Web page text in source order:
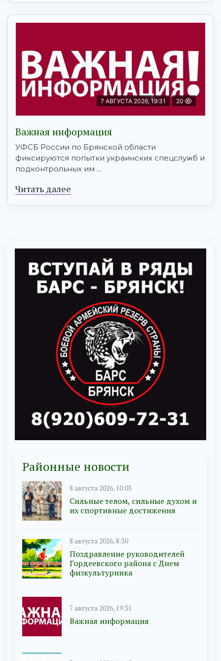
7 АВГУСТА 2026, 19:31 20
Важная информация
УФСБ России по Брянской области
фиксируются попытки украинских спецслужб и
подконтрольных им ...
Читать далее
Районные новости
8 августа 2026, 10:03
Сильные телом, сильные духом и
их спортивные достижения
8 августа 2026, 8:30
Поздравление руководителей
Гордеевского района с Днем
физкультурника
7 августа 2026, 19:31
Важная информация